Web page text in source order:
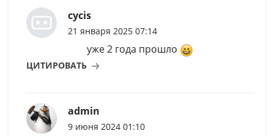
cycis
21 января 2025 07:14
уже 2 года прошло
ЦИТИРОВАТЬ
admin
9 июня 2024 01:10